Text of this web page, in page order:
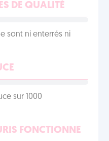
DE QUALITÉ
sont ni enterrés ni
sur 1000
FONCTIONNE